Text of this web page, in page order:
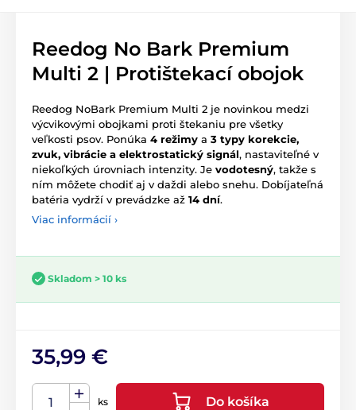
Reedog No Bark Premium
Multi 2 | Protištekací obojok
Reedog NoBark Premium Multi 2 je novinkou medzi
výcvikovými obojkami proti štekaniu pre všetky
veľkosti psov. Ponúka 4 režimy a 3 typy korekcie,
zvuk, vibrácie a elektrostatický signál, nastaviteľné v
niekoľkých úrovniach intenzity. Je vodotesný, takže s
ním môžete chodiť aj v daždi alebo snehu. Dobíjateľná
batéria vydrží v prevádzke až 14 dní.
Viac informácií ›
Skladom > 10 ks
35,99 €
ks Do košíka